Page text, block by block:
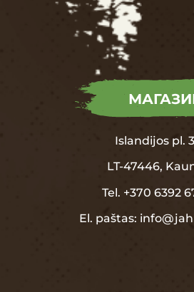
Islandijos pl.
LT-47446,
Tel. +370 6392
El. paštas: